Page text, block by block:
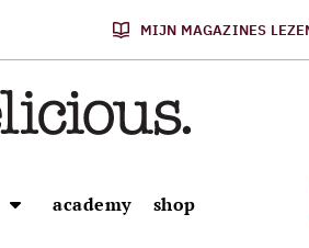
MIJN MAGAZINES
academy shop